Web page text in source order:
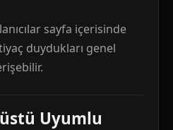
sayfa içerisinde
duydukları genel
Uyumlu